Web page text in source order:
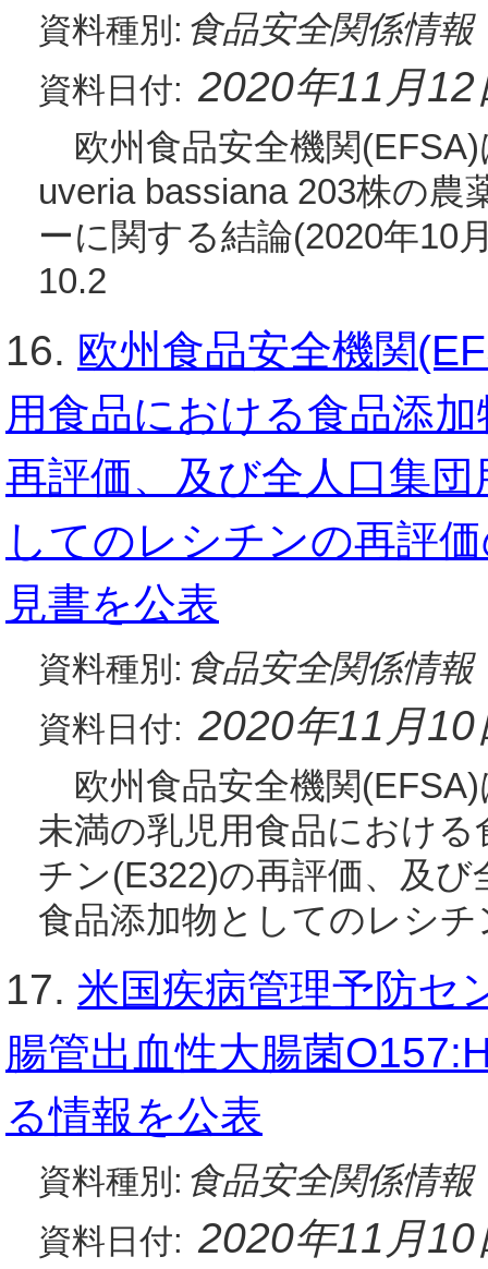
資料種別: 食品安全関係情報
資料日付: 2020年11月12
欧州食品安全機関(EFSA)
uveria bassiana 203株の
ーに関する結論(2020年10
10.2
16. 欧州食品安全機関
用食品における食品添
再評価、及び全人口集
してのレシチンの再評
見書を公表
資料種別: 食品安全関係情報
資料日付: 2020年11月10
欧州食品安全機関
未満の乳児用食品におけ
チン(E322)の再評価、及
食品添加物としてのレシ
17. 米国疾病管理予防セ
腸管出血性大腸菌
る情報を公表
資料種別: 食品安全関係情報
資料日付: 2020年11月10